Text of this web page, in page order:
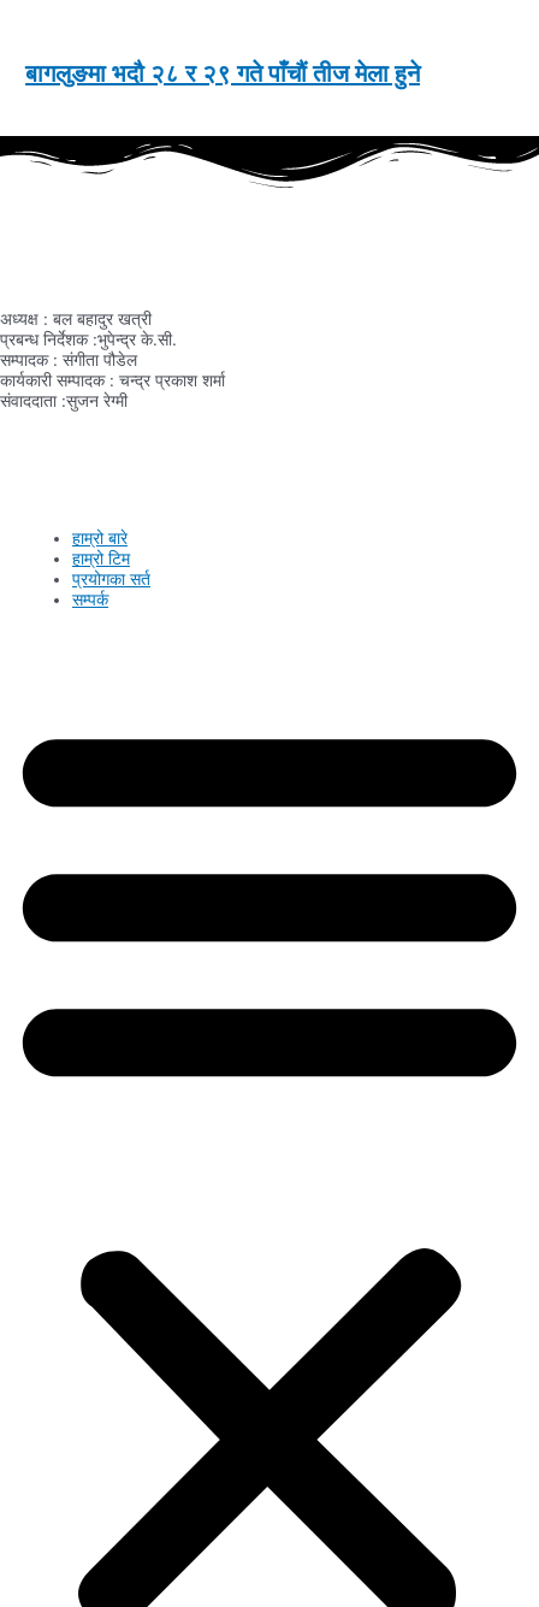
बागलुङमा भदौ २८ र २९ गते पाँचौं तीज मेला हुने
अध्यक्ष : बल बहादुर खत्री
प्रबन्ध निर्देशक :भुपेन्द्र के.सी.
सम्पादक : संगीता पौडेल
कार्यकारी सम्पादक : चन्द्र प्रकाश शर्मा
संवाददाता :सुजन रेग्मी
हाम्रो बारे
हाम्रो टिम
प्रयोगका सर्त
सम्पर्क